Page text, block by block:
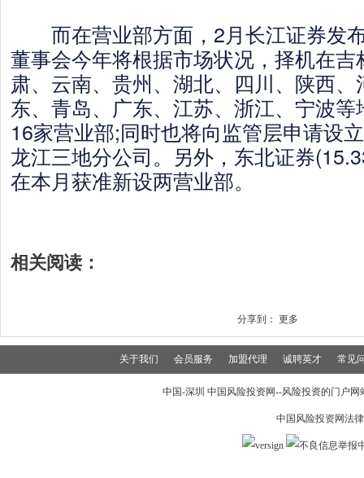
而在营业部方面，2月长江证券发
董事会今年将根据市场状况，择机在
肃、云南、贵州、湖北、四川、陕西
东、青岛、广东、江苏、浙江、宁波
16家营业部;同时也将向监管层申请设
龙江三地分公司。另外，东北证券
在本月获准新设两营业部。
相关阅读：
分享到： 更多
关于我们 会员服务 加盟代理 诚聘英才 常见
中国-深圳 中国风险投资网--风险投资的门户
中国风险投资网法